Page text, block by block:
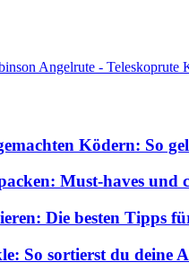
Angelrute - Teleskoprute
Ködern: So
Must-haves und
Die besten Tipps
So sortierst du deine